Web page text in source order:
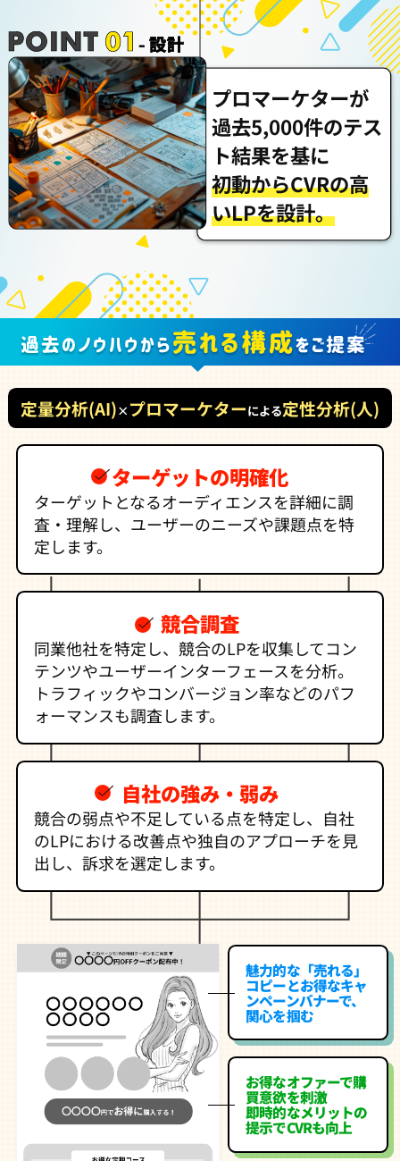
プロマーケターが
過去5,000件のテス
ト結果を基に
初動からCVRの高
いLPを設計。
定量分析(AI)× プロマーケターによる定性分析(人)
ターゲットの明確化
ターゲットとなるオーディエンスを詳細に調
査・理解し、ユーザーのニーズや課題点を特
定します。
競合調査
同業他社を特定し、競合のLPを収集してコン
テンツやユーザーインターフェースを分析。
トラフィックやコンバージョン率などのパフ
ォーマンスも調査します。
自社の強み・弱み
競合の弱点や不足している点を特定し、自社
のLPにおける改善点や独自のアプローチを見
出し、訴求を選定します。
魅力的な「売れる」
コピーとお得なキャ
ンペーンバナーで、
関心を掴む
お得なオファーで購
買意欲を刺激
即時的なメリットの
提示でCVRも向上